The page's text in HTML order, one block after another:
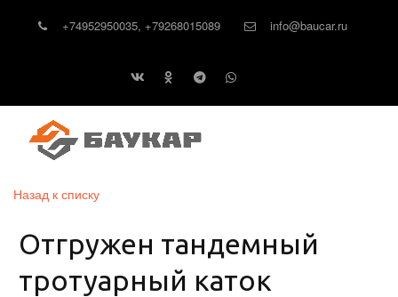
+74952950035, +79268015089 info@baucar.ru
Назад к списку
Отгружен тандемный
тротуарный каток